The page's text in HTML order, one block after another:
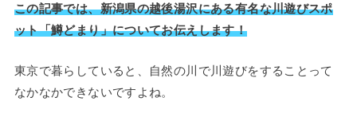
この記事では、新潟県の越後湯沢にある有名な川遊びスポ
ット「鱒どまり」についてお伝えします！
東京で暮らしていると、自然の川で川遊びをすることって
なかなかできないですよね。